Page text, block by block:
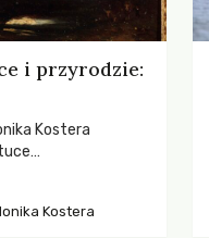
i przyrodzie:
Kostera
przestrzeni oraz
Kostera